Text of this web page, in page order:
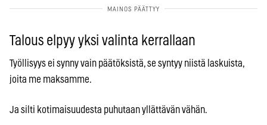
Talous elpyy yksi valinta kerrallaan
Työllisyys ei synny vain päätöksistä, se syntyy niistä laskuista,
joita me maksamme.
Ja silti kotimaisuudesta puhutaan yllättävän vähän.